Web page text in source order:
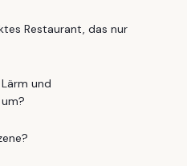
Restaurant, das nur
und